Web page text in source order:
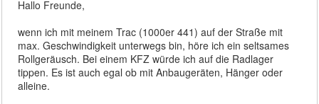
Hallo Freunde,
wenn ich mit meinem Trac (1000er 441) auf der Straße mit
max. Geschwindigkeit unterwegs bin, höre ich ein seltsames
Rollgeräusch. Bei einem KFZ würde ich auf die Radlager
tippen. Es ist auch egal ob mit Anbaugeräten, Hänger oder
alleine.